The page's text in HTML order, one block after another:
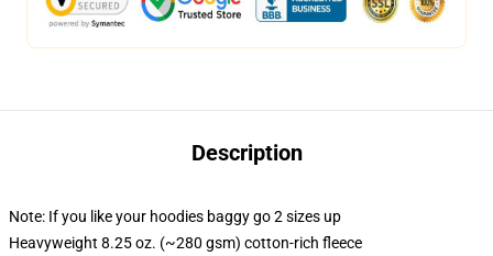
Description
Note: If you like your hoodies baggy go 2 sizes up
Heavyweight 8.25 oz. (~280 gsm) cotton-rich fleece